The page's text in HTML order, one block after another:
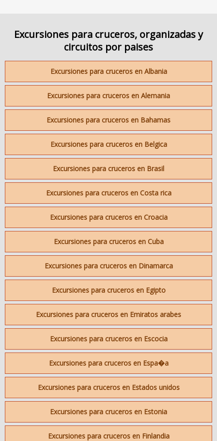
Excursiones para cruceros, organizadas y
circuitos por paises
Excursiones para cruceros en Albania
Excursiones para cruceros en Alemania
Excursiones para cruceros en Bahamas
Excursiones para cruceros en Belgica
Excursiones para cruceros en Brasil
Excursiones para cruceros en Costa rica
Excursiones para cruceros en Croacia
Excursiones para cruceros en Cuba
Excursiones para cruceros en Dinamarca
Excursiones para cruceros en Egipto
Excursiones para cruceros en Emiratos arabes
Excursiones para cruceros en Escocia
Excursiones para cruceros en Espa�a
Excursiones para cruceros en Estados unidos
Excursiones para cruceros en Estonia
Excursiones para cruceros en Finlandia